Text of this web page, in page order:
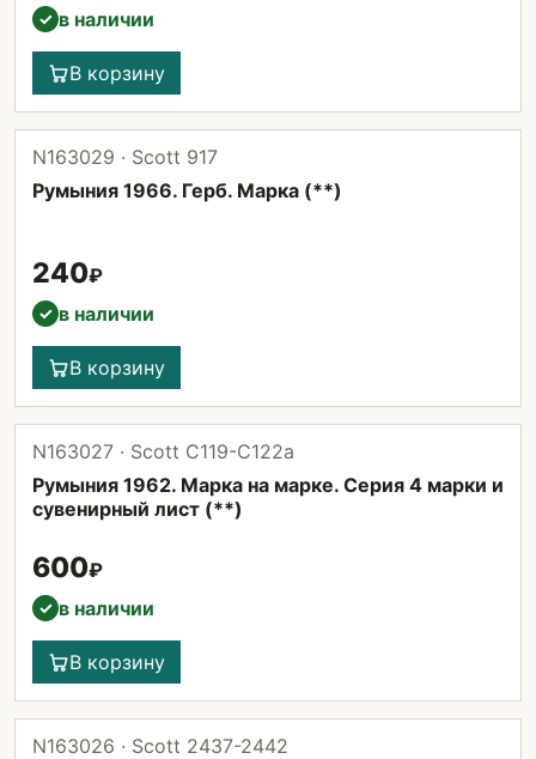
✓ в наличии
В корзину
N163029 · Scott 917
Румыния 1966. Герб. Марка (**)
240₽
✓ в наличии
В корзину
N163027 · Scott C119-С122а
Румыния 1962. Марка на марке. Серия 4 марки и
сувенирный лист (**)
600₽
✓ в наличии
В корзину
N163026 · Scott 2437-2442